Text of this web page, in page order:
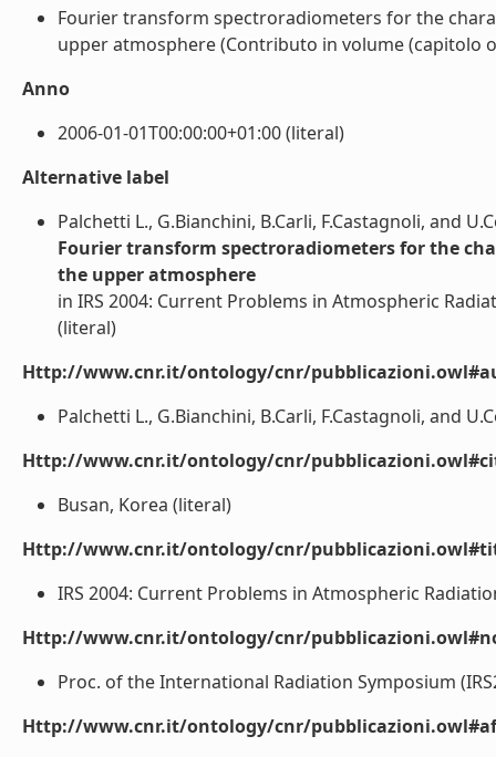
Fourier transform spectroradiometers for the
upper atmosphere (Contributo in volume (capitolo
Anno
2006-01-01T00:00:00+01:00 (literal)
Alternative label
Palchetti L., G.Bianchini, B.Carli, F.Castagnoli, and
Fourier transform spectroradiometers for the
the upper atmosphere
in IRS 2004: Current Problems in Atmospheric
(literal)
Http://www.cnr.it/ontology/cnr/
Palchetti L., G.Bianchini, B.Carli, F.Castagnoli, and
Http://www.cnr.it/ontology/cnr/
Busan, Korea (literal)
Http://www.cnr.it/ontology/cnr/
IRS 2004: Current Problems in Atmospheric
Http://www.cnr.it/ontology/cnr/
Proc. of the International Radiation Symposium
Http://www.cnr.it/ontology/cnr/